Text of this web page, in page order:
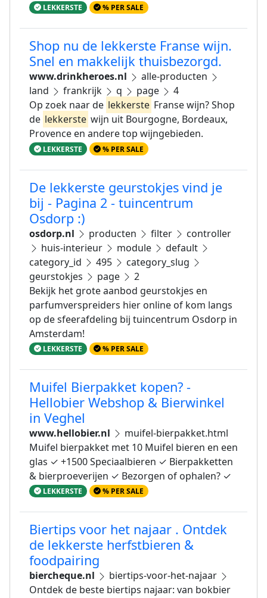
LEKKERSTE % PER SALE
Shop nu de lekkerste Franse wijn.
Snel en makkelijk thuisbezorgd.
www.drinkheroes.nl
alle-producten
land
frankrijk q page
4
Op zoek naar de lekkerste Franse wijn? Shop
de lekkerste wijn uit Bourgogne, Bordeaux,
Provence en andere top wijngebieden.
LEKKERSTE % PER SALE
De lekkerste geurstokjes vind je
bij - Pagina 2 - tuincentrum
Osdorp :)
osdorp.nl producten filter
controller
huis-interieur
module
default
category_id
495
category_slug
geurstokjes
page
2
Bekijk het grote aanbod geurstokjes en
parfumverspreiders hier online of kom langs
op de sfeerafdeling bij tuincentrum Osdorp in
Amsterdam!
LEKKERSTE % PER SALE
Muifel Bierpakket kopen? -
Hellobier Webshop & Bierwinkel
in Veghel
www.hellobier.nl
muifel-bierpakket.html
Muifel bierpakket met 10 Muifel bieren en een
glas ✓ +1500 Speciaalbieren ✓ Bierpakketten
& bierproeverijen ✓ Bezorgen of ophalen? ✓
LEKKERSTE % PER SALE
Biertips voor het najaar . Ontdek
de lekkerste herfstbieren &
foodpairing
biercheque.nl
biertips-voor-het-najaar
Ontdek de beste biertips najaar: van bokbier